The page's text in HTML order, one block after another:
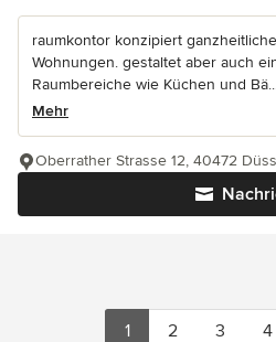
raumkontor konzipiert
Wohnungen. gestaltet aber auch
Raumbereiche wie Küchen und
Mehr
Oberrather Strasse 12, 40472
1 2 3 4